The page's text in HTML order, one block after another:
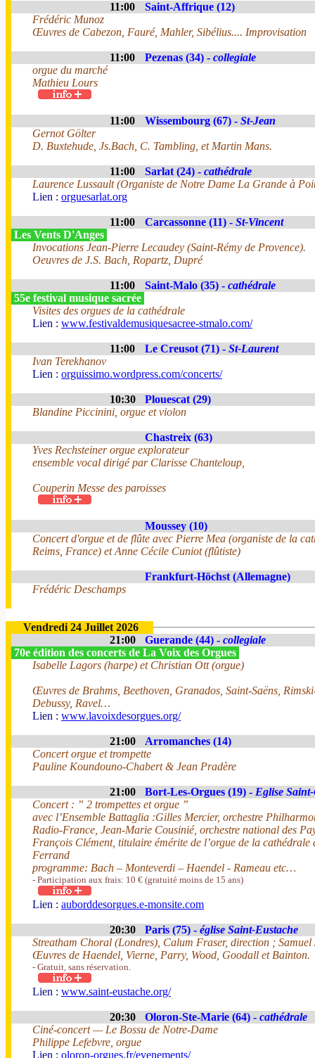
11:00
Saint-Affrique (12)
Frédéric Munoz
Œuvres de Cabezon, Fauré, Mahler, Sibélius.... Improvisation
11:00 Pezenas (34) - collegiale
orgue du marché
Mathieu Lours
11:00 Wissembourg (67) - St-Jean
Gernot Gölter
D. Buxtehude, Js.Bach, C. Tambling, et Martin Mans.
11:00 Sarlat (24) - cathédrale
Laurence Lussault (Organiste de Notre Dame La Grande à
Lien : orguesarlat.org
11:00 Carcassonne (11) - St-Vincent
Les Vents D'Anges
Invocations Jean-Pierre Lecaudey (Saint-Rémy de Provence).
Oeuvres de J.S. Bach, Ropartz, Dupré
11:00 Saint-Malo (35) - cathédrale
55e festival musique sacrée
Visites des orgues de la cathédrale
Lien : www.festivaldemusiquesacree-stmalo.com/
11:00 Le Creusot (71) - St-Laurent
Ivan Terekhanov
Lien : orguissimo.wordpress.com/concerts/
10:30
Plouescat (29)
Blandine Piccinini, orgue et violon
Chastreix (63)
Yves Rechsteiner orgue explorateur
ensemble vocal dirigé par Clarisse Chanteloup,
Couperin Messe des paroisses
Moussey (10)
Concert d'orgue et de flûte avec Pierre Mea (organiste de la
Reims, France) et Anne Cécile Cuniot (flûtiste)
Frankfurt-Höchst (Allemagne)
Frédéric Deschamps
Vendredi 24 Juillet 2026
21:00
Guerande (44) - collegiale
70e édition des concerts de La Voix des Orgues
Isabelle Lagors (harpe) et Christian Ott (orgue)
Œuvres de Brahms, Beethoven, Granados, Saint-Saëns,
Debussy, Ravel…
Lien : www.lavoixdesorgues.org/
21:00
Arromanches (14)
Concert orgue et trompette
Pauline Koundouno-Chabert & Jean Pradère
21:00 Bort-Les-Orgues (19) - Eglise
Concert : ” 2 trompettes et orgue ”
avec l’Ensemble Battaglia :Gilles Mercier, orchestre
Radio-France, Jean-Marie Cousinié, orchestre national des
François Clément, titulaire émérite de l’orgue de la cathédrale
Ferrand
programme: Bach – Monteverdi – Haendel - Rameau etc…
- Participation aux frais: 10 € (gratuité moins de 15 ans)
Lien : auborddesorgues.e-monsite.com
20:30 Paris (75) - église Saint-Eustache
Streatham Choral (Londres), Calum Fraser, direction ;
Œuvres de Haendel, Vierne, Parry, Wood, Goodall et Bainton.
- Gratuit, sans réservation.
Lien : www.saint-eustache.org/
20:30 Oloron-Ste-Marie (64) - cathédrale
Ciné-concert — Le Bossu de Notre-Dame
Philippe Lefebvre, orgue
Lien : oloron-orgues.fr/evenements/